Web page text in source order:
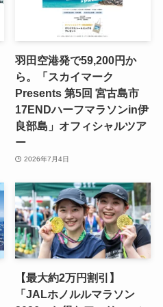
羽田空港発で59,200円か
ら。「スカイマーク
Presents 第5回 宮古島市
17ENDハーフマラソンin伊
良部島」オフィシャルツア
ー
2026年7月4日
【最大約2万円割引】
「JALホノルルマラソン